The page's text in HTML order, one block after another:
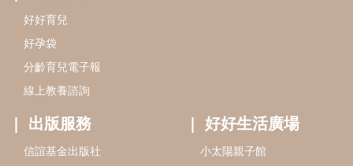
好好育兒
好孕袋
分齡育兒電子報
線上教養諮詢
出版服務
信誼基金出版社
好好生活廣場
小太陽親子館